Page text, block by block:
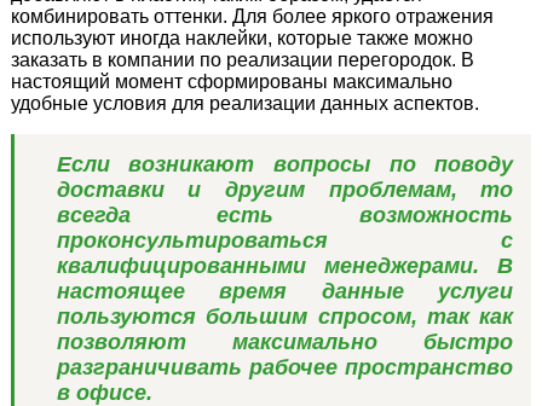
комбинировать оттенки. Для более яркого отражения
используют иногда наклейки, которые также можно
заказать в компании по реализации перегородок. В
настоящий момент сформированы максимально
удобные условия для реализации данных аспектов.
Если возникают вопросы по поводу
доставки и другим проблемам, то
всегда есть возможность
проконсультироваться с
квалифицированными менеджерами. В
настоящее время данные услуги
пользуются большим спросом, так как
позволяют максимально быстро
разграничивать рабочее пространство
в офисе.